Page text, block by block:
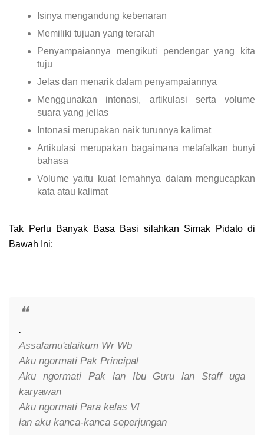
Isinya mengandung kebenaran
Memiliki tujuan yang terarah
Penyampaiannya mengikuti pendengar yang kita
tuju
Jelas dan menarik dalam penyampaiannya
Menggunakan intonasi, artikulasi serta volume
suara yang jellas
Intonasi merupakan naik turunnya kalimat
Artikulasi merupakan bagaimana melafalkan bunyi
bahasa
Volume yaitu kuat lemahnya dalam mengucapkan
kata atau kalimat
Tak Perlu Banyak Basa Basi silahkan Simak Pidato di
Bawah Ini:
.
Assalamu'alaikum Wr Wb
Aku ngormati Pak Principal
Aku ngormati Pak lan Ibu Guru lan Staff uga
karyawan
Aku ngormati Para kelas VI
lan aku kanca-kanca seperjungan